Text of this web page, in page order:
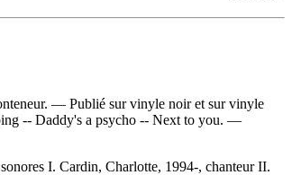
— Publié sur vinyle noir et sur vinyle
-- Daddy's a psycho -- Next to you. —
I. Cardin, Charlotte, 1994-, chanteur II.